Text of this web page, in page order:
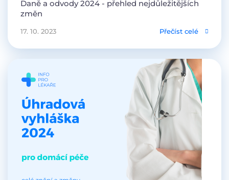
Daně a odvody 2024 - přehled nejdůležitějších
změn
17. 10. 2023 Přečíst celé